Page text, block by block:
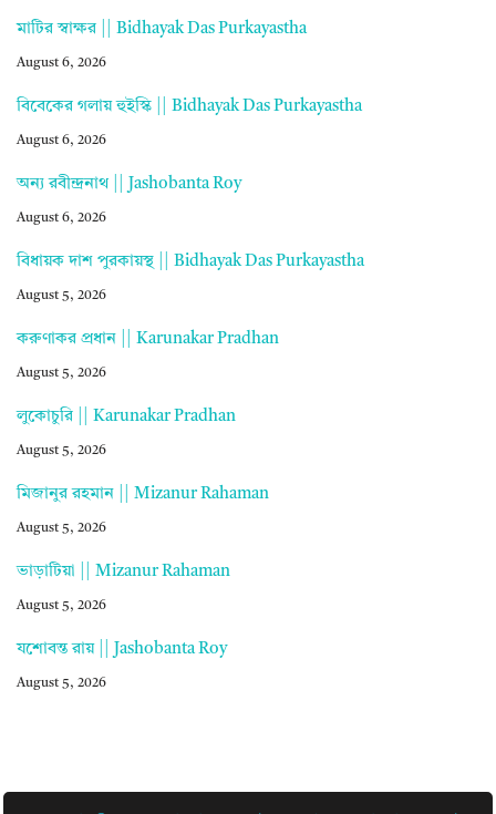
মাটির স্বাক্ষর || Bidhayak Das Purkayastha
August 6, 2026
বিবেকের গলায় হুইস্কি || Bidhayak Das Purkayastha
August 6, 2026
অন্য রবীন্দ্রনাথ || Jashobanta Roy
August 6, 2026
বিধায়ক দাশ পুরকায়স্থ || Bidhayak Das Purkayastha
August 5, 2026
করুণাকর প্রধান || Karunakar Pradhan
August 5, 2026
লুকোচুরি || Karunakar Pradhan
August 5, 2026
মিজানুর রহমান || Mizanur Rahaman
August 5, 2026
ভাড়াটিয়া || Mizanur Rahaman
August 5, 2026
যশোবন্ত রায় || Jashobanta Roy
August 5, 2026